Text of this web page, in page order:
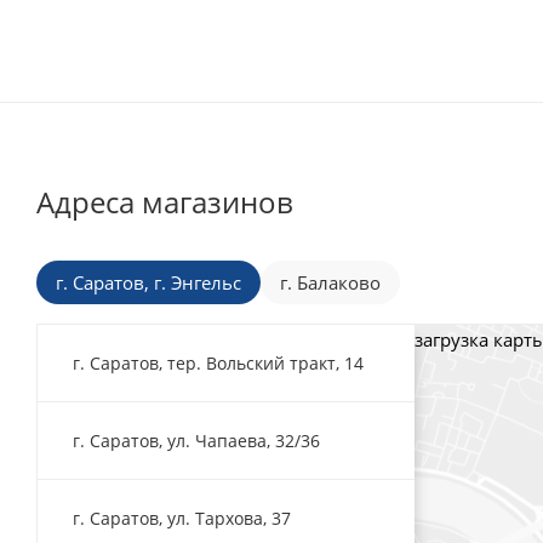
Адреса магазинов
г. Саратов, г. Энгельс г. Балаково
г. Саратов, тер. Вольский тракт, 14
г. Саратов, ул. Чапаева, 32/36
г. Саратов, ул. Тархова, 37
загрузка